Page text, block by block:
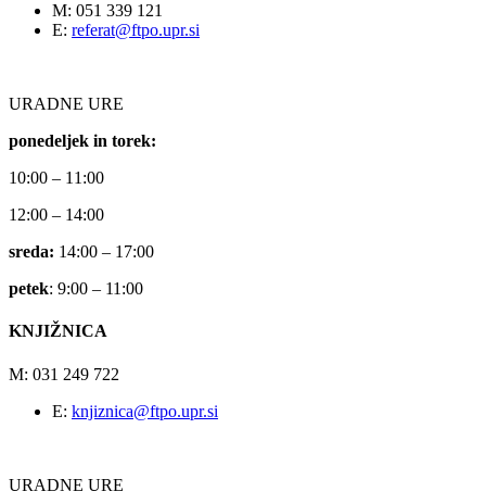
M: 051 339 121
E: referat@ftpo.upr.si
URADNE URE
ponedeljek in torek:
10:00 – 11:00
12:00 – 14:00
sreda: 14:00 – 17:00
petek: 9:00 – 11:00
KNJIŽNICA
M: 031 249 722
E: knjiznica@ftpo.upr.si
URADNE URE